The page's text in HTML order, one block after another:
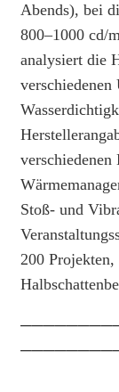
Abends), bei
800–1000 cd/
analysiert die
verschiedenen
Stoß- und
200